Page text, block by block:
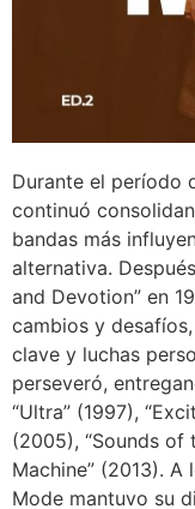
Durante el período
continuó
bandas más
alternativa.
and Devotion” en
cambios y
clave y luchas
perseveró,
“Ultra” (1997),
(2005), “Sounds of
Machine” (2013).
Mode mantuvo su